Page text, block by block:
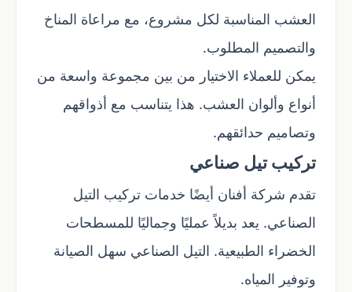
العشب المناسبة لكل مشروع، مع مراعاة المناخ
والتصميم المطلوب.
يمكن للعملاء الاختيار من بين مجموعة واسعة من
أنواع وألوان العشب. هذا يتناسب مع أذواقهم
وتصاميم حدائقهم.
تركيب تيل صناعي
تقدم شركة أفنان أيضًا خدمات تركيب التيل
الصناعي. يعد بديلاً عمليًا وجماليًا للمسطحات
الخضراء الطبيعية. التيل الصناعي سهل الصيانة
وتوفير المياه.